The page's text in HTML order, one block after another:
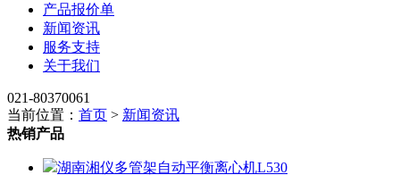
产品报价单
新闻资讯
服务支持
关于我们
021-80370061
当前位置： 首页 > 新闻资讯
热销产品
湖南湘仪多管架自动平衡离心机L530